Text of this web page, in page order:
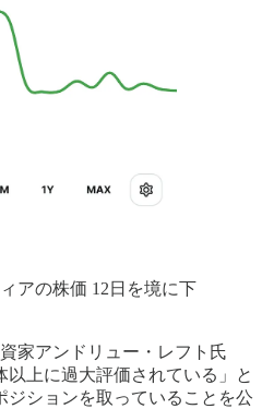
アの株価 12日を境に下
家アンドリュー・レフト氏
上に過大評価されている」と
ションを取っていることを公